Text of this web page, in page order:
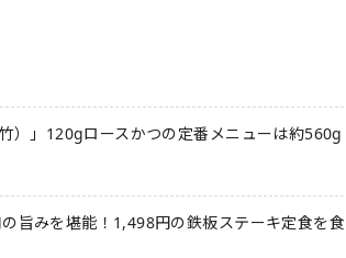
）」120gロースかつの定番メニューは約560g
旨みを堪能！1,498円の鉄板ステーキ定食を食